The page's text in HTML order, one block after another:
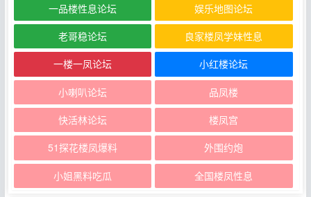
一品楼性息论坛 娱乐地图论坛
老哥稳论坛 良家楼凤学妹性息
一楼一凤论坛 小红楼论坛
小喇叭论坛 品凤楼
快活林论坛 楼凤宫
51探花楼凤爆料 外围约炮
小姐黑料吃瓜 全国楼凤性息